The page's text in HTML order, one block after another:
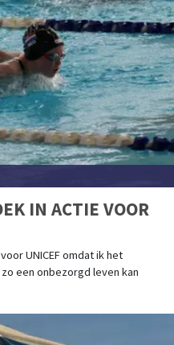
IN ACTIE VOOR
UNICEF omdat ik het
een onbezorgd leven kan